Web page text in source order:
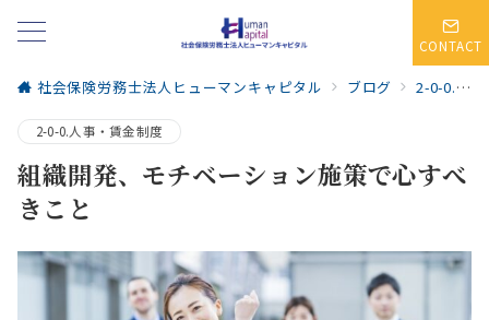
CONTACT
社会保険労務士法人ヒューマンキャピタル ブログ 2-0-0.人事・賃金制度
2-0-0.人事・賃金制度
組織開発、モチベーション施策で心すべ
きこと